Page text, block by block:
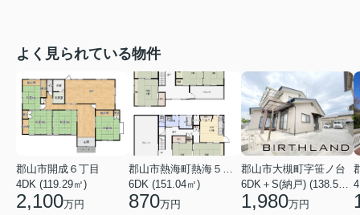
よく見られている物件
郡山市開成６丁目
4DK (119.29㎡)
2,100万円
郡山市熱海町熱海５丁目
6DK (151.04㎡)
870万円
郡山市大槻町字笹ノ台
6DK＋S(納戸) (138.55㎡)
1,980万円